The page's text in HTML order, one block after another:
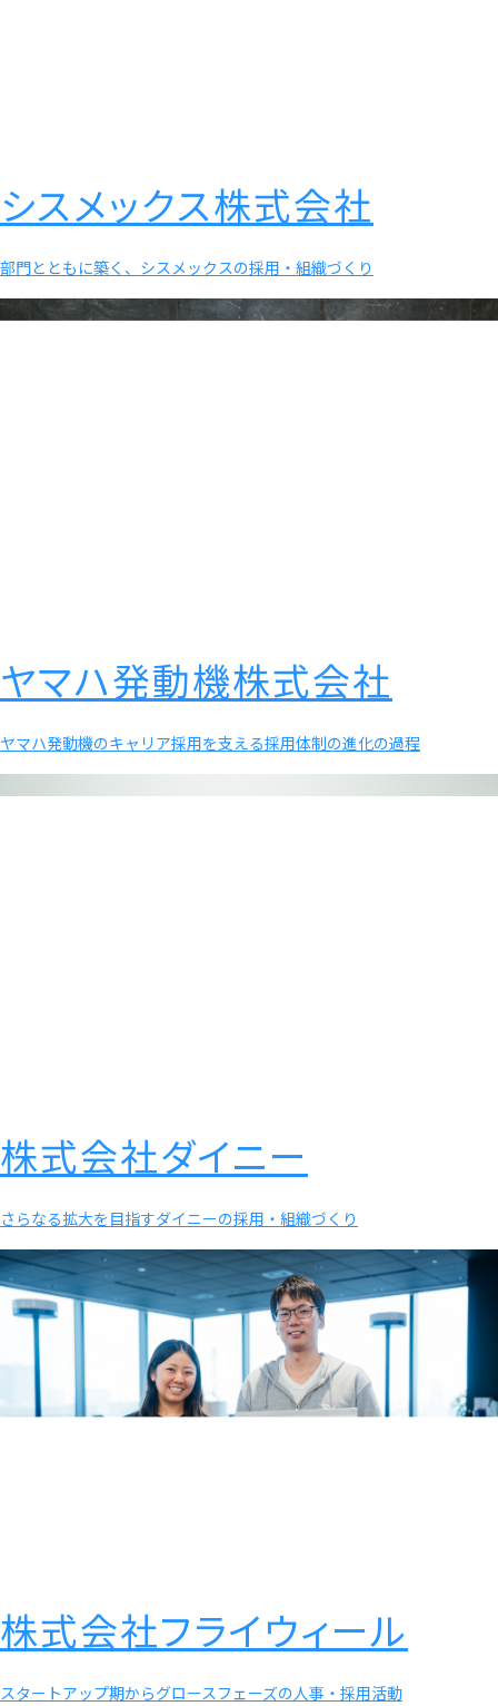
シスメックス株式会社
部門とともに築く、シスメックスの採用・組織づくり
ヤマハ発動機株式会社
ヤマハ発動機のキャリア採用を支える採用体制の進化の過程
株式会社ダイニー
さらなる拡大を目指すダイニーの採用・組織づくり
株式会社フライウィール
スタートアップ期からグロースフェーズの人事・採用活動